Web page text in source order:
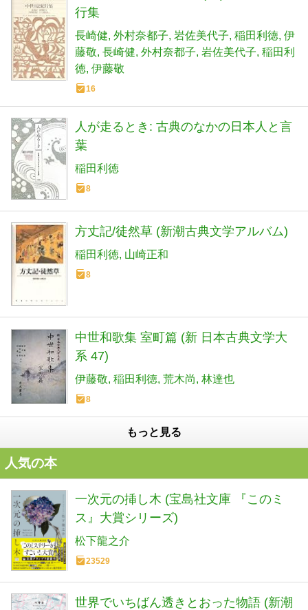
行集
長崎健 外村奈都子 岩佐美代子 稲田利徳 伊
藤敬 長崎健 外村奈都子 岩佐美代子 稲田利
徳 伊藤敬
16
人が走るとき: 古典のなかの日本人と言
葉
稲田利徳
8
方丈記/徒然草 (新潮古典文学アルバム)
稲田利徳 山崎正和
8
中世和歌集 室町篇 (新 日本古典文学大
系 47)
伊藤敬 稲田利徳 荒木尚 林達也
8
もっと見る
人気の本
一次元の挿し木 (宝島社文庫 『このミ
ス』大賞シリーズ)
松下龍之介
23529
世界でいちばん透きとおった物語 (新潮